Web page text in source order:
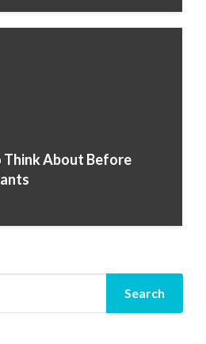
About Before
Search